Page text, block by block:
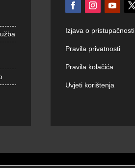
Izjava o pristupačnosti
Pravila privatnosti
Pravila kolačića
Uvjeti korištenja